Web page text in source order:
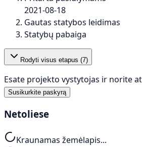
2021-08-18
Gautas statybos leidimas
Statybų pabaiga
Rodyti visus etapus (7)
Esate projekto vystytojas ir norite
Susikurkite paskyrą
Netoliese
Kraunamas žemėlapis...